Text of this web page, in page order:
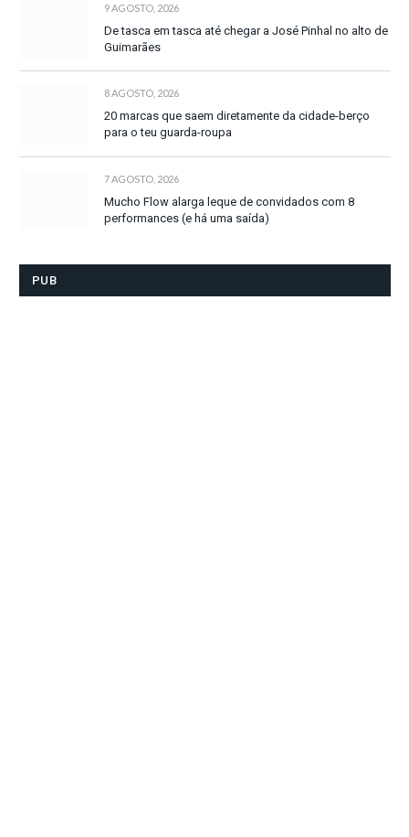
9 AGOSTO, 2026
De tasca em tasca até chegar a José Pinhal no alto de
Guimarães
8 AGOSTO, 2026
20 marcas que saem diretamente da cidade-berço
para o teu guarda-roupa
7 AGOSTO, 2026
Mucho Flow alarga leque de convidados com 8
performances (e há uma saída)
PUB